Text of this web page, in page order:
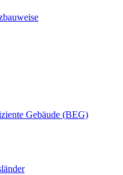
Gebäude (BEG)